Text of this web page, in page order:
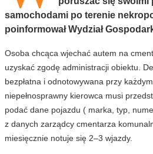
samochodami po terenie
poinformował Wydział
Osoba chcąca wjechać autem na
uzyskać zgodę administracji obiektu.
bezpłatna i odnotowywana przy
niepełnosprawny kierowca musi
podać dane pojazdu ( marka, typ,
z danych zarządcy cmentarza
miesięcznie notuje się 2–3 wjazdy.